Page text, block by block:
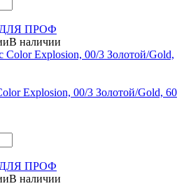
ПРОФ
В наличии
Explosion, 00/3 Золотой/Gold, 60
ПРОФ
В наличии